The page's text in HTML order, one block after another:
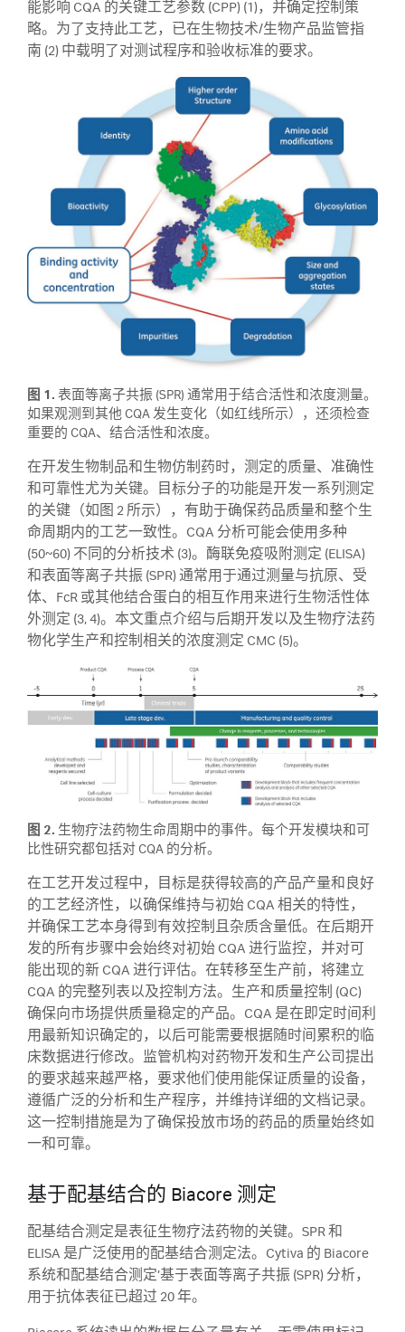
能影响 CQA 的关键工艺参数 (CPP) (1)，并确定控制策
略。为了支持此工艺，已在生物技术/生物产品监管指
南 (2) 中载明了对测试程序和验收标准的要求。
图 1. 表面等离子共振 (SPR) 通常用于结合活性和浓度测量。
如果观测到其他 CQA 发生变化（如红线所示），还须检查
重要的 CQA、结合活性和浓度。
在开发生物制品和生物仿制药时，测定的质量、准确性
和可靠性尤为关键。目标分子的功能是开发一系列测定
的关键（如图 2 所示），有助于确保药品质量和整个生
命周期内的工艺一致性。CQA 分析可能会使用多种
(50~60) 不同的分析技术 (3)。酶联免疫吸附测定 (ELISA)
和表面等离子共振 (SPR) 通常用于通过测量与抗原、受
体、FcR 或其他结合蛋白的相互作用来进行生物活性体
外测定 (3, 4)。本文重点介绍与后期开发以及生物疗法药
物化学生产和控制相关的浓度测定 CMC (5)。
图 2. 生物疗法药物生命周期中的事件。每个开发模块和可
比性研究都包括对 CQA 的分析。
在工艺开发过程中，目标是获得较高的产品产量和良好
的工艺经济性，以确保维持与初始 CQA 相关的特性，
并确保工艺本身得到有效控制且杂质含量低。在后期开
发的所有步骤中会始终对初始 CQA 进行监控，并对可
能出现的新 CQA 进行评估。在转移至生产前，将建立
CQA 的完整列表以及控制方法。生产和质量控制 (QC)
确保向市场提供质量稳定的产品。CQA 是在即定时间利
用最新知识确定的，以后可能需要根据随时间累积的临
床数据进行修改。监管机构对药物开发和生产公司提出
的要求越来越严格，要求他们使用能保证质量的设备，
遵循广泛的分析和生产程序，并维持详细的文档记录。
这一控制措施是为了确保投放市场的药品的质量始终如
一和可靠。
基于配基结合的 Biacore 测定
配基结合测定是表征生物疗法药物的关键。SPR 和
ELISA 是广泛使用的配基结合测定法。Cytiva 的 Biacore
系统和配基结合测定’基于表面等离子共振 (SPR) 分析，
用于抗体表征已超过 20 年。